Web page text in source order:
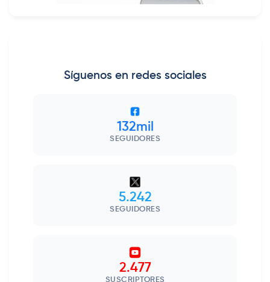
Síguenos en redes sociales
132mil
SEGUIDORES
5.242
SEGUIDORES
2.477
SUSCRIPTORES